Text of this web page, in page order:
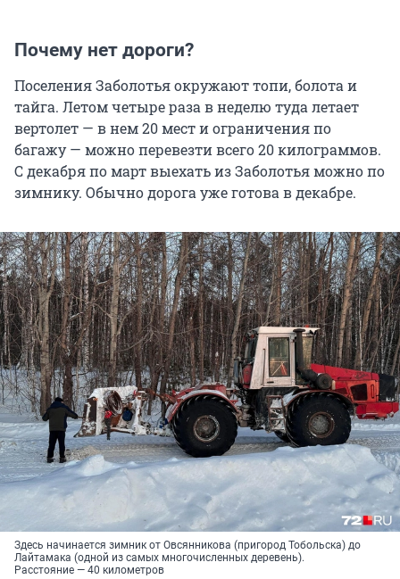
Почему нет дороги?
Поселения Заболотья окружают топи, болота и
тайга. Летом четыре раза в неделю туда летает
вертолет — в нем 20 мест и ограничения по
багажу — можно перевезти всего 20 килограммов.
С декабря по март выехать из Заболотья можно по
зимнику. Обычно дорога уже готова в декабре.
Здесь начинается зимник от Овсянникова (пригород Тобольска) до
Лайтамака (одной из самых многочисленных деревень).
Расстояние — 40 километров